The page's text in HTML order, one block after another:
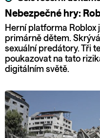
Nebezpečné hry:
Herní platforma
primárně dětem.
sexuální predátory. Tři
poukazovat na tato
digitálním světě.